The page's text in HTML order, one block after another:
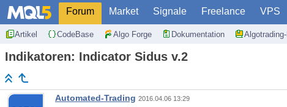
Forum Market Signale Freelance VPS
Artikel CodeBase Algo Forge Dokumentation
Indikatoren: Indicator Sidus v.2
Automated-Trading 2016.04.06 13:29